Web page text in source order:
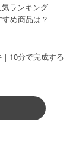
ランキング
め商品は？
10分で完成する